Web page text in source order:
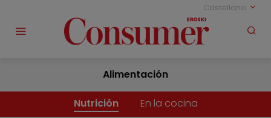
Castellano
Alimentación
Nutrición En la cocina